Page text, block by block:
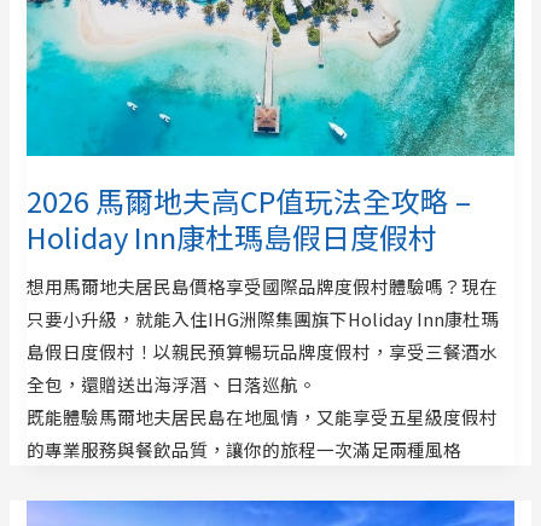
2026 馬爾地夫高CP值玩法全攻略 –
Holiday Inn康杜瑪島假日度假村
想用馬爾地夫居民島價格享受國際品牌度假村體驗嗎？現在
只要小升級，就能入住IHG洲際集團旗下Holiday Inn康杜瑪
島假日度假村！以親民預算暢玩品牌度假村，享受三餐酒水
全包，還贈送出海浮潛、日落巡航。
既能體驗馬爾地夫居民島在地風情，又能享受五星級度假村
的專業服務與餐飲品質，讓你的旅程一次滿足兩種風格